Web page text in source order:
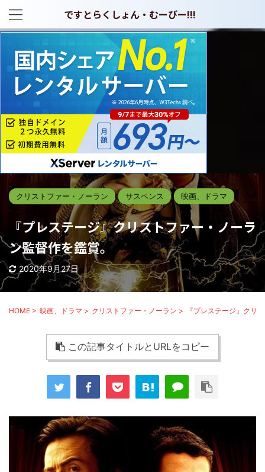
ですとらくしょん・むーびー!!!
クリストファー・ノーラン サスペンス 映画、ドラマ
『プレステージ』クリストファー・ノーラ
ン監督作を鑑賞。
2020年9月27日
HOME > 映画、ドラマ > クリストファー・ノーラン > 『プレステージ』クリ
この記事タイトルとURLをコピー